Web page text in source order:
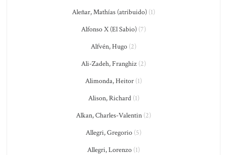
Aleñar, Mathías (atribuido) (1)
Alfonso X (El Sabio) (7)
Alfvén, Hugo (2)
Ali-Zadeh, Franghiz (2)
Alimonda, Heitor (1)
Alison, Richard(1)
Alkan, Charles-Valentin (2)
Allegri, Gregorio (5)
Allegri, Lorenzo (1)